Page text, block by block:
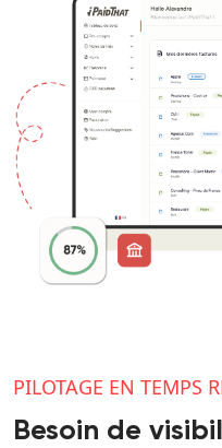
PILOTAGE EN TEMPS
Besoin de